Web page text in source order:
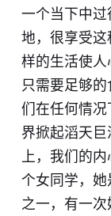
一个当下中
地，很享受
样的生活使人
只需要足够
们在任何情
界掀起滔天
上，我们的
个女同学，
之一，有一